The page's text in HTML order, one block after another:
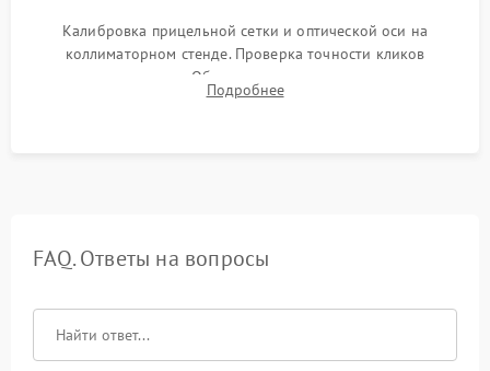
Калибровка прицельной сетки и оптической оси на
коллиматорном стенде. Проверка точности кликов
механизма поправок. Обязательное испытание прицела на
ударном стенде для проверки устойчивости к отдаче и
Подробнее
FAQ. Ответы на вопросы